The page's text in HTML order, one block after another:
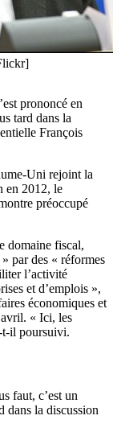
prononcé en
tard dans la
François
Uni rejoint la
en 2012, le
préoccupé
domaine fiscal,
par des « réformes
l’activité
et d’emplois »,
économiques et
« Ici, les
t-il poursuivi.
faut, c’est un
dans la discussion